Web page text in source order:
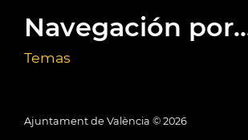
Navegación
Temas
Ajuntament de València © 2026